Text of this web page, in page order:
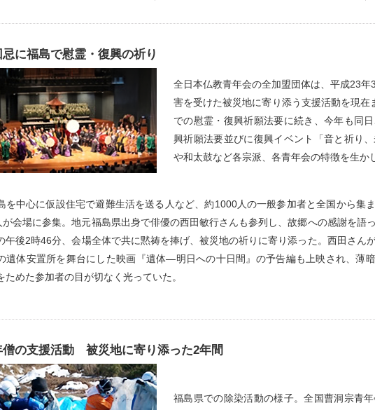
に福島で慰霊・復興の祈り
全日本仏教青年会の全加盟団体は、平成23
害を受けた被災地に寄り添う支援活動を現
での慰霊・復興祈願法要に続き、今年も同
興祈願法要並びに復興イベント「音と祈り
や和太鼓など各宗派、各青年会の特徴を生か
を中心に仮設住宅で避難生活を送る人など、約1000人の一般参加者と全国から集
会場に参集。地元福島県出身で俳優の西田敏行さんも参列し、故郷への感謝を語
午後2時46分、会場全体で共に黙祷を捧げ、被災地の祈りに寄り添った。西田さん
遺体安置所を舞台にした映画『遺体―明日への十日間』の予告編も上映され、薄
ためた参加者の目が切なく光っていた。
僧の支援活動 被災地に寄り添った2年間
福島県での除染活動の様子。全国曹洞宗青